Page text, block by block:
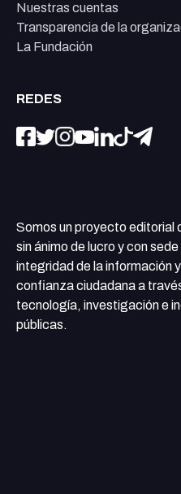
Nuestras cuentas
Transparencia de la
La Fundación
REDES
Somos un proyecto editorial
sin ánimo de lucro y con
integridad de la información
confianza ciudadana a
tecnología, investigación e
públicas.